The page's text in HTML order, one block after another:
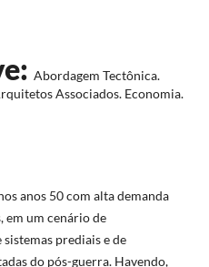
Abordagem Tectônica.
Associados. Economia.
anos 50 com alta demanda
em um cenário de
prediais e de
do pós-guerra. Havendo,